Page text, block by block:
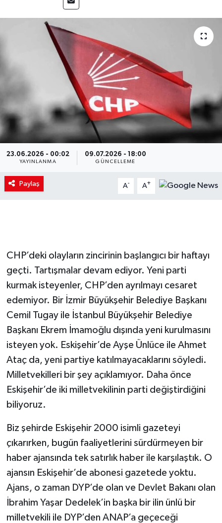
23.06.2026 - 00:02
YAYINLANMA
09.07.2026 - 18:00
GÜNCELLEME
Paylaş A- A+
CHP’deki olayların zincirinin başlangıcı bir haftayı
geçti. Tartışmalar devam ediyor. Yeni parti
kurmak isteyenler, CHP’den ayrılmayı cesaret
edemiyor. Bir İzmir Büyükşehir Belediye Başkanı
Cemil Tugay ile İstanbul Büyükşehir Belediye
Başkanı Ekrem İmamoğlu dışında yeni kurulmasını
isteyen yok. Eskişehir’de Ayşe Ünlüce ile Ahmet
Ataç da, yeni partiye katılmayacaklarını söyledi.
Milletvekilleri bir şey açıklamıyor. Daha önce
Eskişehir’de iki milletvekilinin parti değiştirdiğini
biliyoruz.
Biz şehirde Eskişehir 2000 isimli gazeteyi
çıkarırken, bugün faaliyetlerini sürdürmeyen bir
haber ajansında tek satırlık haber ile karşılaştık. O
ajansın Eskişehir’de abonesi gazetede yoktu.
Ajans, o zaman DYP’de olan ve Devlet Bakanı olan
İbrahim Yaşar Dedelek’in başka bir ilin ünlü bir
milletvekili ile DYP’den ANAP’a geçeceği